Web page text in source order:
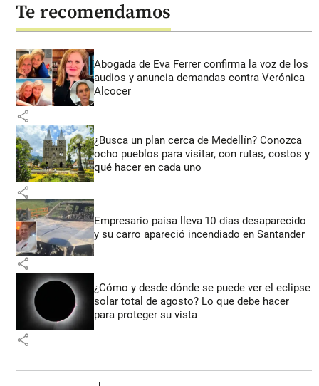
Te recomendamos
Abogada de Eva Ferrer confirma la voz de los
audios y anuncia demandas contra Verónica
Alcocer
share
¿Busca un plan cerca de Medellín? Conozca
ocho pueblos para visitar, con rutas, costos y
qué hacer en cada uno
share
Empresario paisa lleva 10 días desaparecido
y su carro apareció incendiado en Santander
share
¿Cómo y desde dónde se puede ver el eclipse
solar total de agosto? Lo que debe hacer
para proteger su vista
share